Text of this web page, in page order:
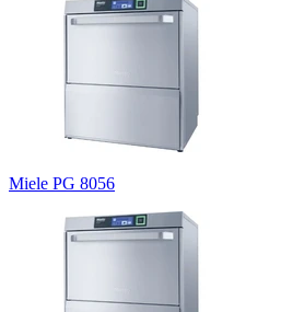
Miele PG 8056